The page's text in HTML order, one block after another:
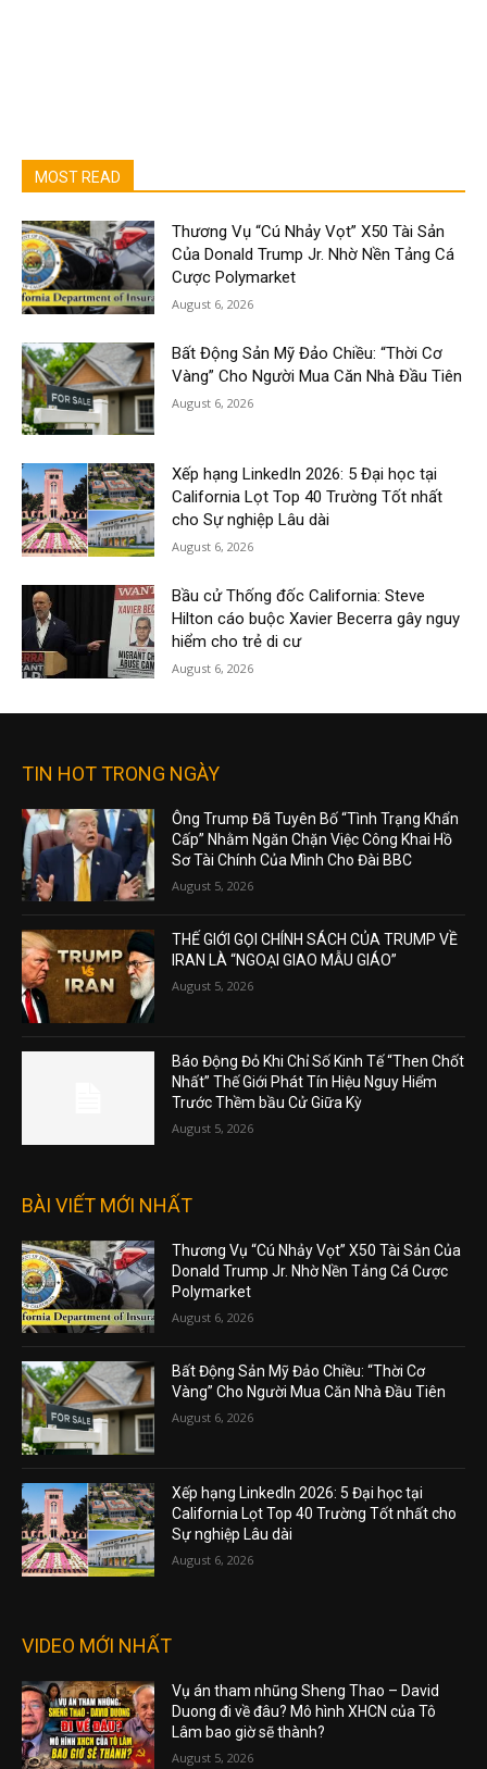
MOST READ
Thương Vụ “Cú Nhảy Vọt” X50 Tài Sản
Của Donald Trump Jr. Nhờ Nền Tảng Cá
Cược Polymarket
August 6, 2026
Bất Động Sản Mỹ Đảo Chiều: “Thời Cơ
Vàng” Cho Người Mua Căn Nhà Đầu Tiên
August 6, 2026
Xếp hạng LinkedIn 2026: 5 Đại học tại
California Lọt Top 40 Trường Tốt nhất
cho Sự nghiệp Lâu dài
August 6, 2026
Bầu cử Thống đốc California: Steve
Hilton cáo buộc Xavier Becerra gây nguy
hiểm cho trẻ di cư
August 6, 2026
TIN HOT TRONG NGÀY
Ông Trump Đã Tuyên Bố “Tình Trạng Khẩn
Cấp” Nhằm Ngăn Chặn Việc Công Khai Hồ
Sơ Tài Chính Của Mình Cho Đài BBC
August 5, 2026
THẾ GIỚI GỌI CHÍNH SÁCH CỦA TRUMP VỀ
IRAN LÀ “NGOẠI GIAO MẪU GIÁO”
August 5, 2026
Báo Động Đỏ Khi Chỉ Số Kinh Tế “Then Chốt
Nhất” Thế Giới Phát Tín Hiệu Nguy Hiểm
Trước Thềm bầu Cử Giữa Kỳ
August 5, 2026
BÀI VIẾT MỚI NHẤT
Thương Vụ “Cú Nhảy Vọt” X50 Tài Sản Của
Donald Trump Jr. Nhờ Nền Tảng Cá Cược
Polymarket
August 6, 2026
Bất Động Sản Mỹ Đảo Chiều: “Thời Cơ
Vàng” Cho Người Mua Căn Nhà Đầu Tiên
August 6, 2026
Xếp hạng LinkedIn 2026: 5 Đại học tại
California Lọt Top 40 Trường Tốt nhất cho
Sự nghiệp Lâu dài
August 6, 2026
VIDEO MỚI NHẤT
Vụ án tham nhũng Sheng Thao – David
Duong đi về đâu? Mô hình XHCN của Tô
Lâm bao giờ sẽ thành?
August 5, 2026